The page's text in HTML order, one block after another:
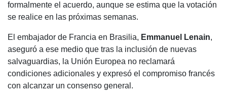
formalmente el acuerdo, aunque se estima que la votación
se realice en las próximas semanas.
El embajador de Francia en Brasilia, Emmanuel Lenain,
aseguró a ese medio que tras la inclusión de nuevas
salvaguardias, la Unión Europea no reclamará
condiciones adicionales y expresó el compromiso francés
con alcanzar un consenso general.